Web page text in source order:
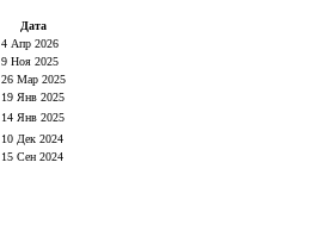
Дата
4 Апр 2026
9 Ноя 2025
26 Мар 2025
19 Янв 2025
14 Янв 2025
10 Дек 2024
15 Сен 2024